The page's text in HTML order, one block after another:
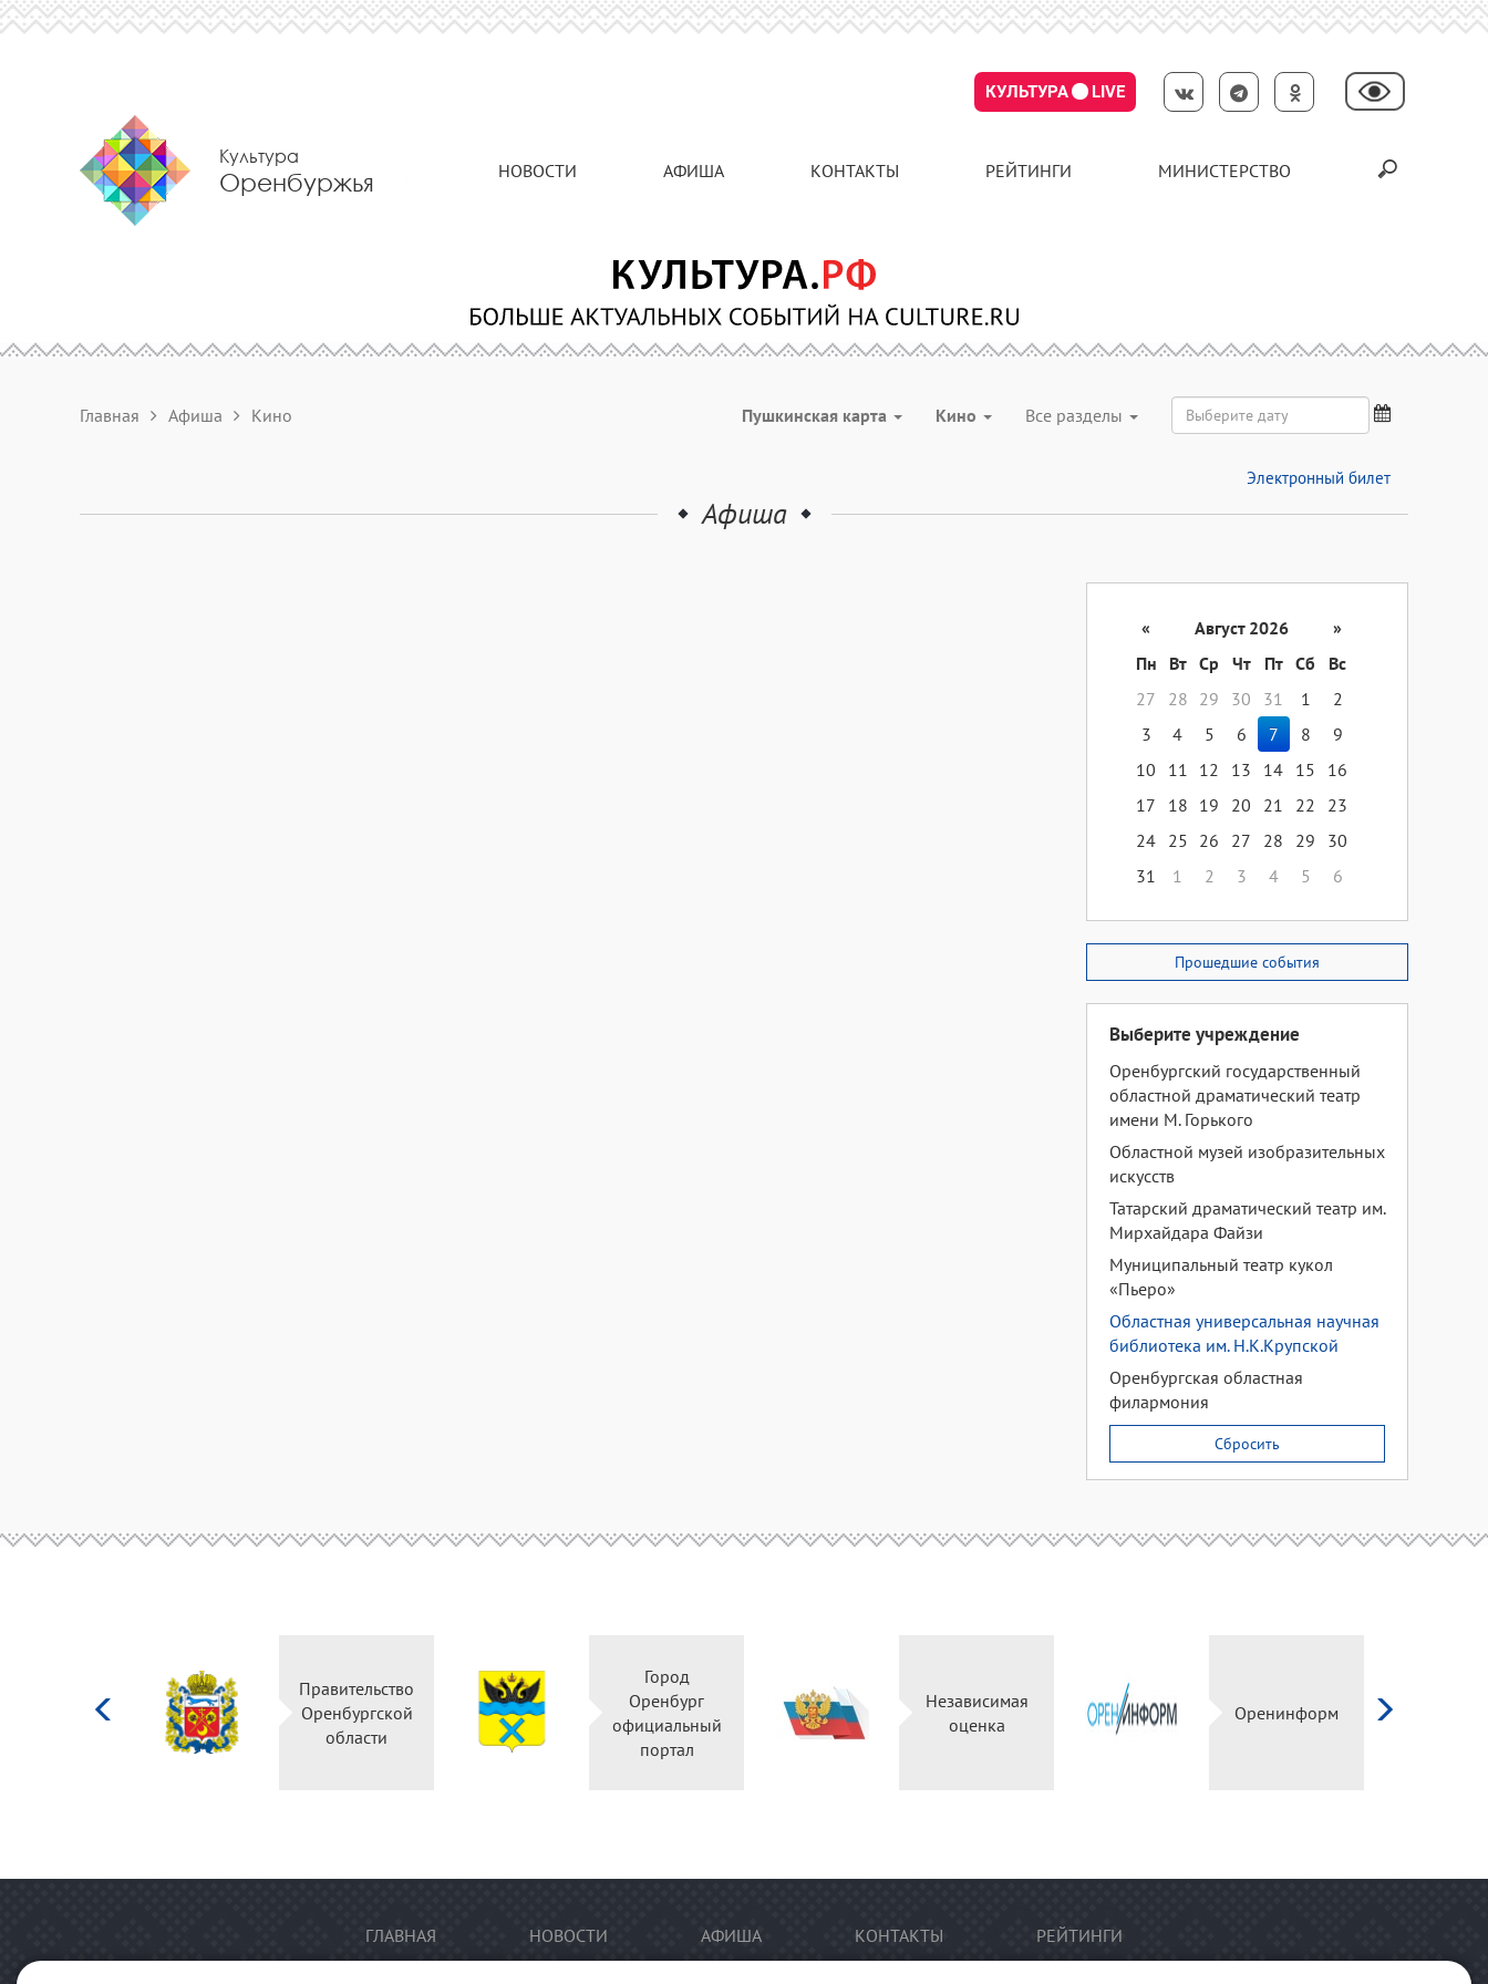
КУЛЬТУРА LIVE
Культура
Оренбуржья НОВОСТИ АФИША КОНТАКТЫ РЕЙТИНГИ МИНИСТЕРСТВО
Главная Афиша Кино Пушкинская карта Кино Все разделы
Электронный билет
Афиша
« Август 2026
»
Пн
Вт Ср Чт Пт Сб
Вс
27
28 29 30 31 1
2
3
4 5 6 7 8
9
10
11 12 13 14 15
16
17
18 19 20 21 22
23
24 25 26 27 28 29
30
31
1 2 3 4 5 6
Прошедшие события
Выберите учреждение
Оренбургский государственный
областной драматический театр
имени М. Горького
Областной музей изобразительных
искусств
Татарский драматический театр им.
Мирхайдара Файзи
Муниципальный театр кукол
«Пьеро»
Областная универсальная научная
библиотека им. Н.К.Крупской
Оренбургская областная
филармония
Сбросить
Правительство
Оренбургской
области
Город
Оренбург
официальный
портал
Независимая
оценка
Оренинформ
ГЛАВНАЯ НОВОСТИ АФИША КОНТАКТЫ РЕЙТИНГИ